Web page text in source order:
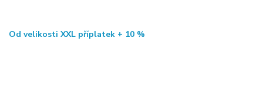
Od velikosti XXL příplatek + 10 %